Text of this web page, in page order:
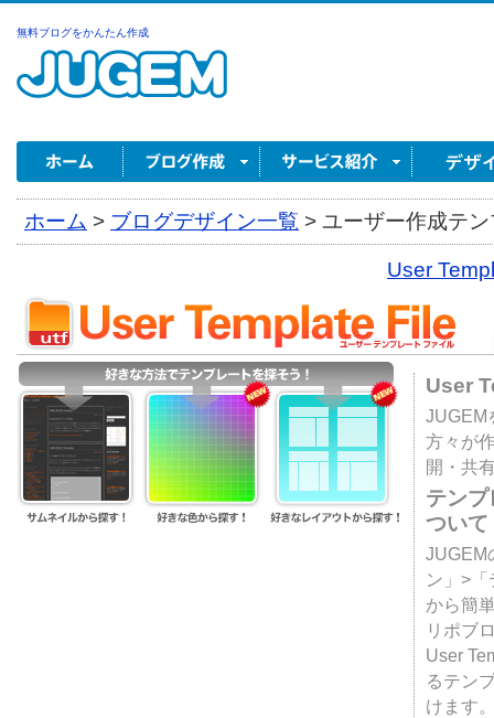
無料ブログをかんたん作成
ホーム > ブログデザイン一覧 > ユーザー作成テ
User
User
JUGEM
方々が
開・共
テン
ついて
JUGEM
ン」>
から簡
リポブ
User
るテン
けます